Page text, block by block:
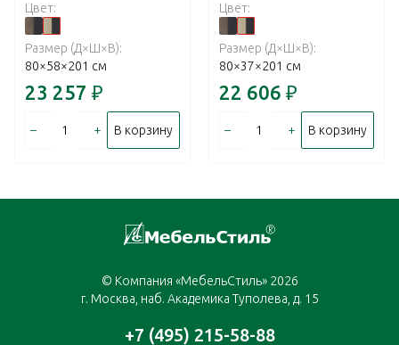
Цвет:
Размер (Д×Ш×В):
80×58×201 см
23 257 ₽
– + В корзину
Цвет:
Размер (Д×Ш×В):
80×37×201 см
22 606 ₽
– + В корзину
© Компания «МебельСтиль» 2026
г. Москва, наб. Академика Туполева, д. 15
+7 (495) 215-58-88